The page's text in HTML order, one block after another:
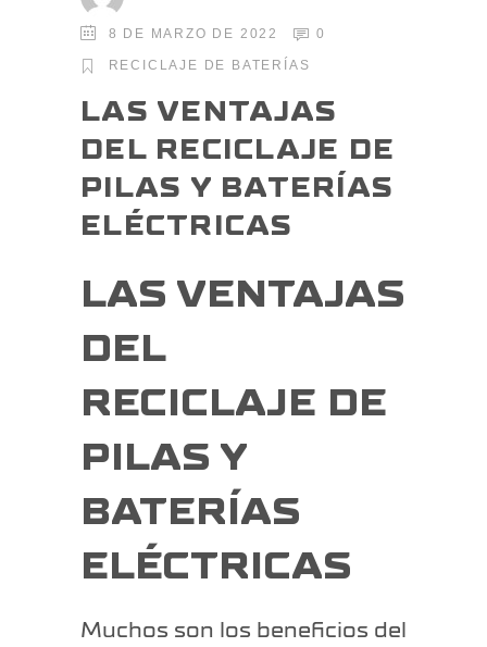
8 DE MARZO DE 2022 0
RECICLAJE DE BATERÍAS
LAS VENTAJAS
DEL RECICLAJE DE
PILAS Y BATERÍAS
ELÉCTRICAS
LAS VENTAJAS
DEL
RECICLAJE DE
PILAS Y
BATERÍAS
ELÉCTRICAS
Muchos son los beneficios del